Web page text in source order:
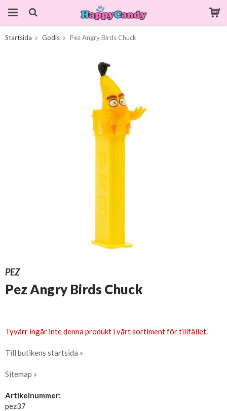
Startsida Godis Pez Angry Birds Chuck
PEZ
Pez Angry Birds Chuck
Tyvärr ingår inte denna produkt i vårt sortiment för tillfället.
Till butikens startsida »
Sitemap »
Artikelnummer:
pez37